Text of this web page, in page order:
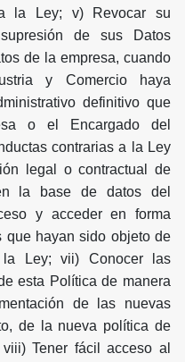
la Ley; v) Revocar su
de sus Datos
de la empresa, cuando
y Comercio haya
definitivo que
o el Encargado del
contrarias a la Ley
legal o contractual de
la base de datos del
y acceder en forma
que hayan sido objeto de
la Ley; vii) Conocer las
esta Política de manera
de las nuevas
de la nueva política de
Tener fácil acceso al